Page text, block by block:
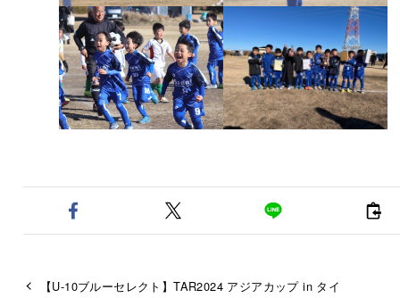
【U-10ブルーセレクト】TAR2024 アジアカップ in タイ